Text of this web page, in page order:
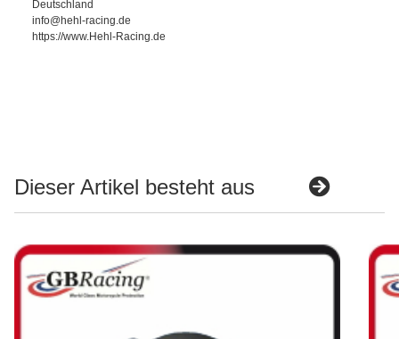
Deutschland
info@hehl-racing.de
https://www.Hehl-Racing.de
Dieser Artikel besteht aus